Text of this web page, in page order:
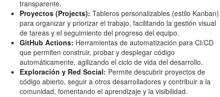
transparente.
Proyectos (Projects): Tableros personalizables (estilo Kanban)
para organizar y priorizar el trabajo, facilitando la gestión visual
de tareas y el seguimiento del progreso del equipo.
GitHub Actions: Herramientas de automatización para CI/CD
que permiten construir, probar y desplegar código
automáticamente, agilizando el ciclo de vida del desarrollo.
Exploración y Red Social: Permite descubrir proyectos de
código abierto, seguir a otros desarrolladores y contribuir a la
comunidad, fomentando el aprendizaje y la visibilidad.